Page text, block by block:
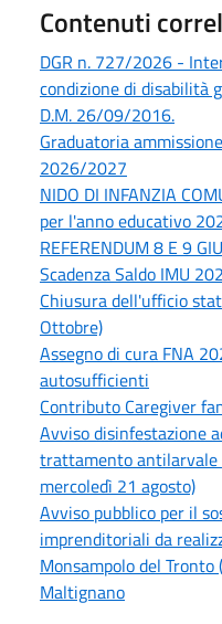
Contenuti
DGR n. 727/2026 -
condizione di disabilità
D.M. 26/09/2016.
Graduatoria
2026/2027
NIDO DI INFANZIA
per l'anno educativo
REFERENDUM 8 E 9
Scadenza Saldo IMU
Chiusura dell'ufficio
Ottobre)
Assegno di cura FNA
autosufficienti
Contributo Caregiver
Avviso disinfestazione
trattamento
mercoledì 21 agosto)
Avviso pubblico per il
imprenditoriali da
Monsampolo del Tronto
Maltignano